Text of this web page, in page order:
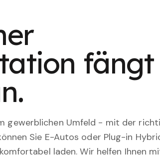
fängt
gewerblichen Umfeld - mit der
Sie E-Autos oder Plug-in
laden. Wir helfen Ihnen